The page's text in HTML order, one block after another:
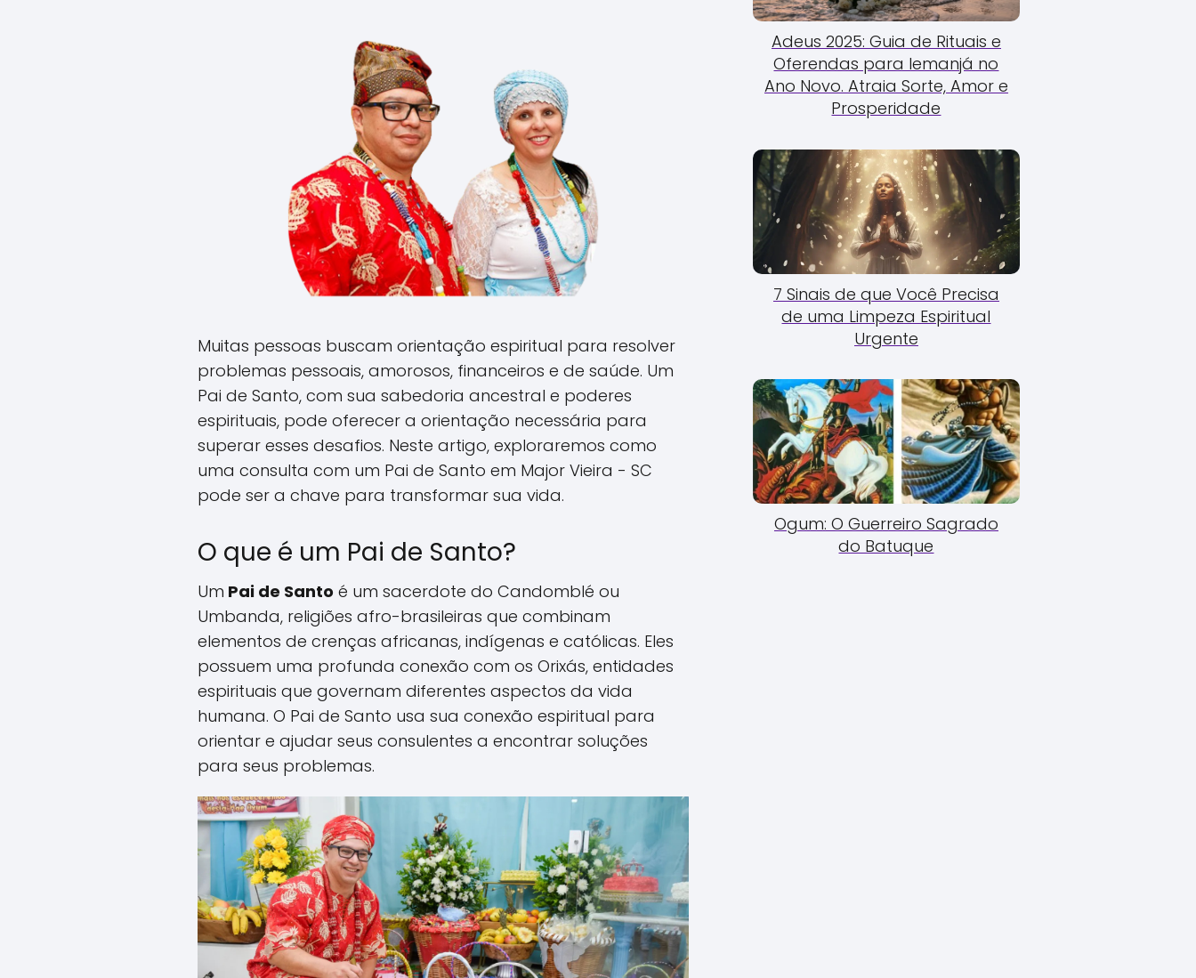
Muitas pessoas buscam orientação espiritual para resolver
problemas pessoais, amorosos, financeiros e de saúde. Um
Pai de Santo, com sua sabedoria ancestral e poderes
espirituais, pode oferecer a orientação necessária para
superar esses desafios. Neste artigo, exploraremos como
uma consulta com um Pai de Santo em Major Vieira - SC
pode ser a chave para transformar sua vida.
O que é um Pai de Santo?
Um Pai de Santo é um sacerdote do Candomblé ou
Umbanda, religiões afro-brasileiras que combinam
elementos de crenças africanas, indígenas e católicas. Eles
possuem uma profunda conexão com os Orixás, entidades
espirituais que governam diferentes aspectos da vida
humana. O Pai de Santo usa sua conexão espiritual para
orientar e ajudar seus consulentes a encontrar soluções
para seus problemas.
Adeus 2025: Guia de Rituais e
Oferendas para Iemanjá no
Ano Novo. Atraia Sorte, Amor e
Prosperidade
7 Sinais de que Você Precisa
de uma Limpeza Espiritual
Urgente
Ogum: O Guerreiro Sagrado
do Batuque